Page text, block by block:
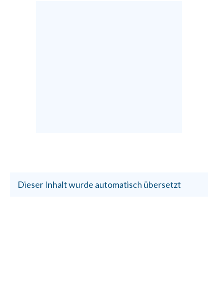
Dieser Inhalt wurde automatisch übersetzt